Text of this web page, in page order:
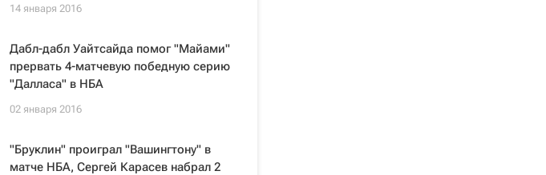
14 января 2016
Дабл-дабл Уайтсайда помог "Майами"
прервать 4-матчевую победную серию
"Далласа" в НБА
02 января 2016
"Бруклин" проиграл "Вашингтону" в
матче НБА, Сергей Карасев набрал 2